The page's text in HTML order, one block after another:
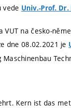
vede Univ.-Prof.
VUT na česko-
dne 08.02.2021 je
Kern ist das